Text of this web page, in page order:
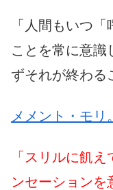
「人間もいつ
ことを常に意識
ずそれが終わる
メメント・モリ
「スリルに飢
ンセーションを